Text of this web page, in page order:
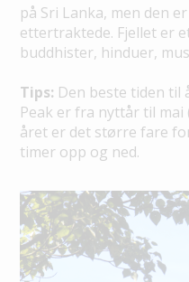
på Sri Lanka, men den
ettertraktede. Fjellet er
buddhister, hinduer,
Tips: Den beste tiden til
Peak er fra nyttår til mai
året er det større fare
timer opp og ned.